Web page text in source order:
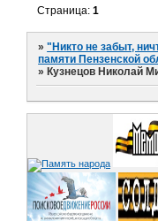
Страница:1
»"Никто не забыт,
памяти Пензенской
» Кузнецов Николай